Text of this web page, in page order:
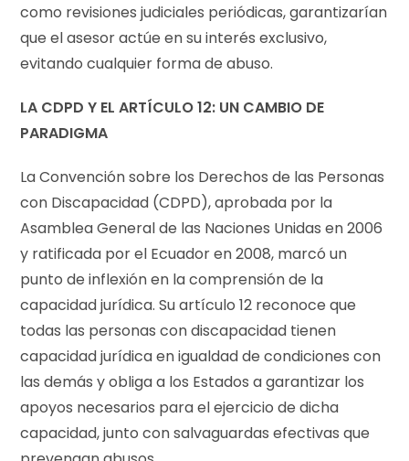
como revisiones judiciales periódicas, garantizarían
que el asesor actúe en su interés exclusivo,
evitando cualquier forma de abuso.
LA CDPD Y EL ARTÍCULO 12: UN CAMBIO DE
PARADIGMA
La Convención sobre los Derechos de las Personas
con Discapacidad (CDPD), aprobada por la
Asamblea General de las Naciones Unidas en 2006
y ratificada por el Ecuador en 2008, marcó un
punto de inflexión en la comprensión de la
capacidad jurídica. Su artículo 12 reconoce que
todas las personas con discapacidad tienen
capacidad jurídica en igualdad de condiciones con
las demás y obliga a los Estados a garantizar los
apoyos necesarios para el ejercicio de dicha
capacidad, junto con salvaguardas efectivas que